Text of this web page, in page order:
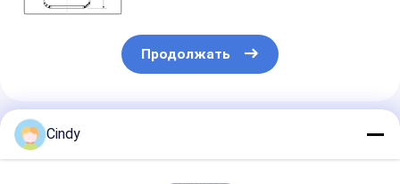
Продолжать
Порекомендованные Продукты
Cindy